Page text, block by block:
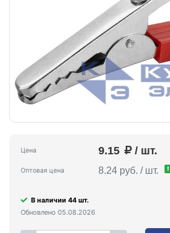
Цена 9.15 / шт.
Оптовая цена 8.24 руб. / шт. !
В наличии 44 шт.
Обновлено 05.08.2026